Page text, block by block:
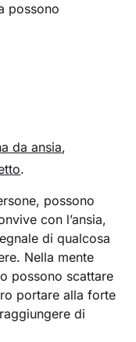
possono
da ansia,
.
possono
con l’ansia,
di qualcosa
Nella mente
possono scattare
portare alla forte
di